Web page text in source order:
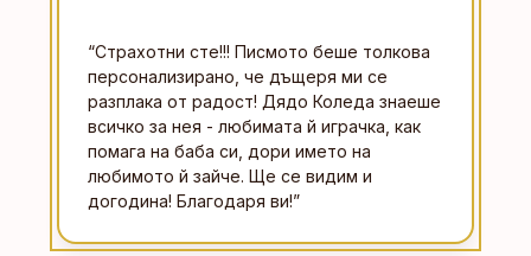
“Страхотни сте!!! Писмото беше толкова
персонализирано, че дъщеря ми се
разплака от радост! Дядо Коледа знаеше
всичко за нея - любимата й играчка, как
помага на баба си, дори името на
любимото й зайче. Ще се видим и
догодина! Благодаря ви!”